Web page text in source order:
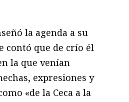
la agenda a su
contó que de crío él
la que venían
expresiones y
«de la Ceca a la